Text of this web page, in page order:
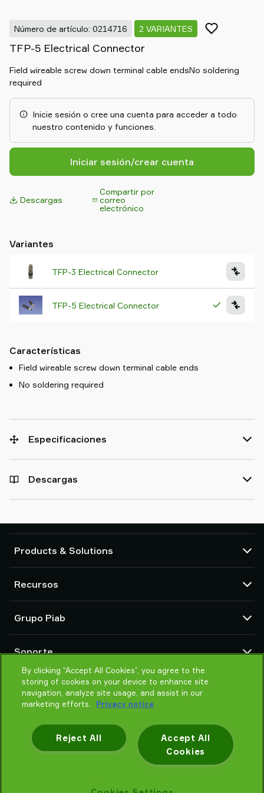
Número de artículo: 0214716 2 VARIANTES
TFP-5 Electrical Connector
Field wireable screw down terminal cable endsNo soldering
required
Inicie sesión o cree una cuenta para acceder a todo
nuestro contenido y funciones.
Iniciar sesión/crear cuenta
Descargas
Compartir por
correo
electrónico
Variantes
TFP-3 Electrical Connector
TFP-5 Electrical Connector
Características
Field wireable screw down terminal cable ends
No soldering required
Especificaciones
Descargas
Products & Solutions
Ventosas y sistemas de agarre delicado
Componentes de herramientas de final de brazo (EOAT) para robots
Soluciones de agarre para robots y cobots
Transportadores por vacío para sólidos en polvo y a granel
Recursos
Configuradores de producto
Términos y condiciones de ventas
Política de Privacidad
Grupo Piab
Organización global
Código de conducta
Noticias
Soporte
Contacto
Encontrar un partner
Ayuda para elegir
By clicking “Accept All Cookies”, you agree to the
storing of cookies on your device to enhance site
navigation, analyze site usage, and assist in our
marketing efforts.
Privacy notice
Accept All
Cookies
Reject All